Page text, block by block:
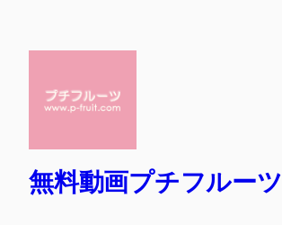
無料動画プチフルーツ